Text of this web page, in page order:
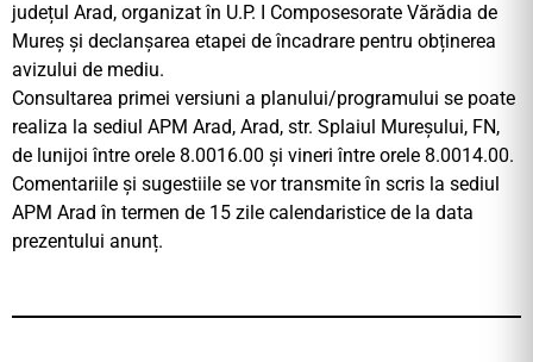
județul Arad, organizat în U.P. I Composesorate Vărădia de
Mureș și declanșarea etapei de încadrare pentru obținerea
avizului de mediu.
Consultarea primei versiuni a planului/programului se poate
realiza la sediul APM Arad, Arad, str. Splaiul Mureșului, FN,
de lunijoi între orele 8.0016.00 și vineri între orele 8.0014.00.
Comentariile și sugestiile se vor transmite în scris la sediul
APM Arad în termen de 15 zile calendaristice de la data
prezentului anunț.